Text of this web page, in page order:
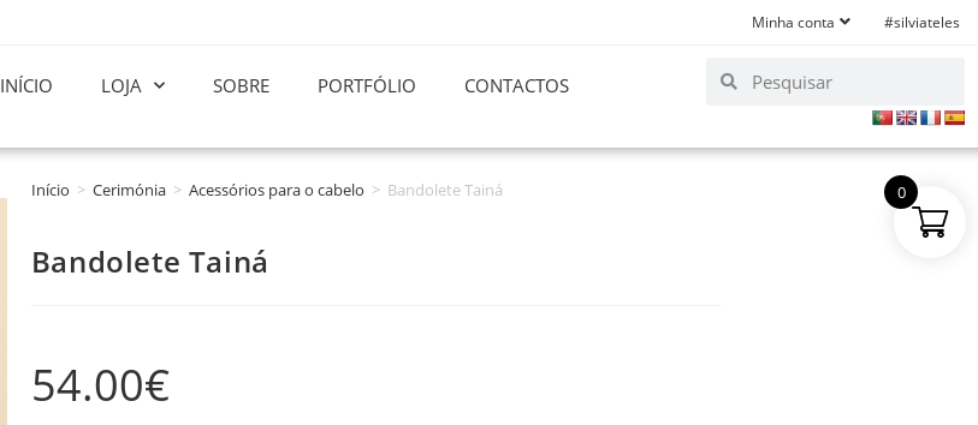
Minha conta #silviateles
INÍCIO LOJA SOBRE PORTFÓLIO CONTACTOS
Início > Cerimónia > Acessórios para o cabelo > Bandolete Tainá
Bandolete Tainá
54.00€
0